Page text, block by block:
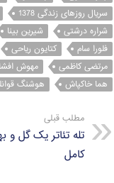
سریال روزهای زندگی 1378
شراره درشتی
شیرین بینا
فلورا سام
کتایون ریاحی
مرتضی کاظمی
مهوش
هما خاکپاش
هوشنگ
مطلب قبلی
کامل